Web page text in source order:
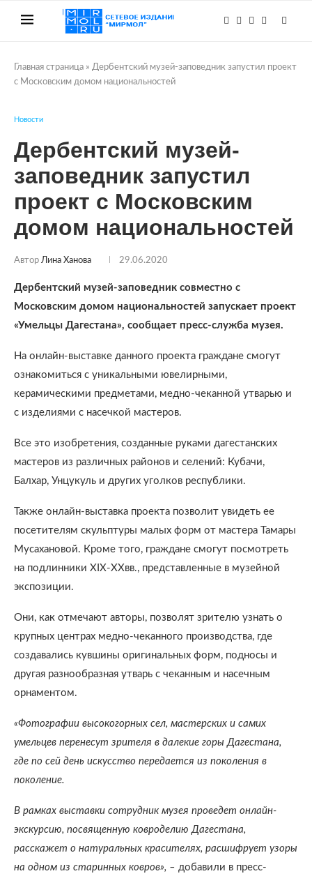
Главная страница » Дербентский музей-заповедник запустил проект
с Московским домом национальностей
Новости
Дербентский музей-
заповедник запустил
проект с Московским
домом национальностей
Автор Лина Ханова 29.06.2020
Дербентский музей-заповедник совместно с
Московским домом национальностей запускает проект
«Умельцы Дагестана», сообщает пресс-служба музея.
На онлайн-выставке данного проекта граждане смогут
ознакомиться с уникальными ювелирными,
керамическими предметами, медно-чеканной утварью и
с изделиями с насечкой мастеров.
Все это изобретения, созданные руками дагестанских
мастеров из различных районов и селений: Кубачи,
Балхар, Унцукуль и других уголков республики.
Также онлайн-выставка проекта позволит увидеть ее
посетителям скульптуры малых форм от мастера Тамары
Мусахановой. Кроме того, граждане смогут посмотреть
на подлинники XIX-XXвв., представленные в музейной
экспозиции.
Они, как отмечают авторы, позволят зрителю узнать о
крупных центрах медно-чеканного производства, где
создавались кувшины оригинальных форм, подносы и
другая разнообразная утварь с чеканным и насечным
орнаментом.
«Фотографии высокогорных сел, мастерских и самих
умельцев перенесут зрителя в далекие горы Дагестана,
где по сей день искусство передается из поколения в
поколение.
В рамках выставки сотрудник музея проведет онлайн-
экскурсию, посвященную ковроделию Дагестана,
расскажет о натуральных красителях, расшифрует узоры
на одном из старинных ковров», – добавили в пресс-